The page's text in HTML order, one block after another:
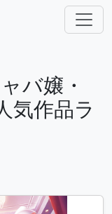
バ嬢・
気作品ラ